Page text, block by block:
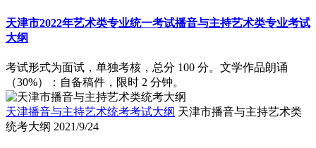
天津市2022年艺术类专业统一考试播音与主持艺术类专业考试
大纲
考试形式为面试，单独考核，总分 100 分。文学作品朗诵
（30%）：自备稿件，限时 2 分钟。
天津播音与主持艺术统考考试大纲 天津市播音与主持艺术类
统考大纲 2021/9/24